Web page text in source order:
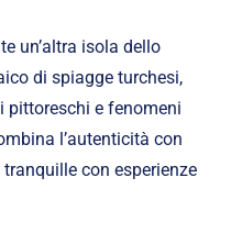
un’altra isola dello
di spiagge turchesi,
pittoreschi e fenomeni
l’autenticità con
con esperienze